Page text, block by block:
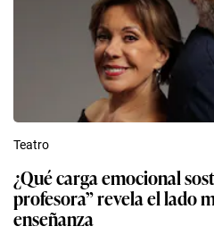
Teatro
¿Qué carga emocional
profesora” revela el lado
enseñanza